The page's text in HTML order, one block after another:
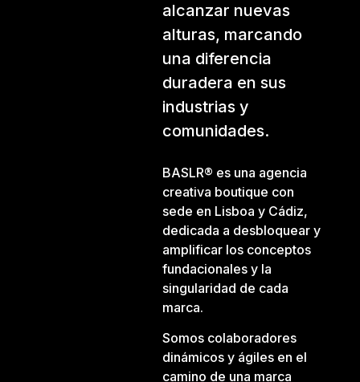
alcanzar nuevas
alturas, marcando
una diferencia
duradera en sus
industrias y
comunidades.
BASLR® es una agencia
creativa boutique con
sede en Lisboa y Cádiz,
dedicada a desbloquear y
amplificar los conceptos
fundacionales y la
singularidad de cada
marca.
Somos colaboradores
dinámicos y ágiles en el
camino de una marca